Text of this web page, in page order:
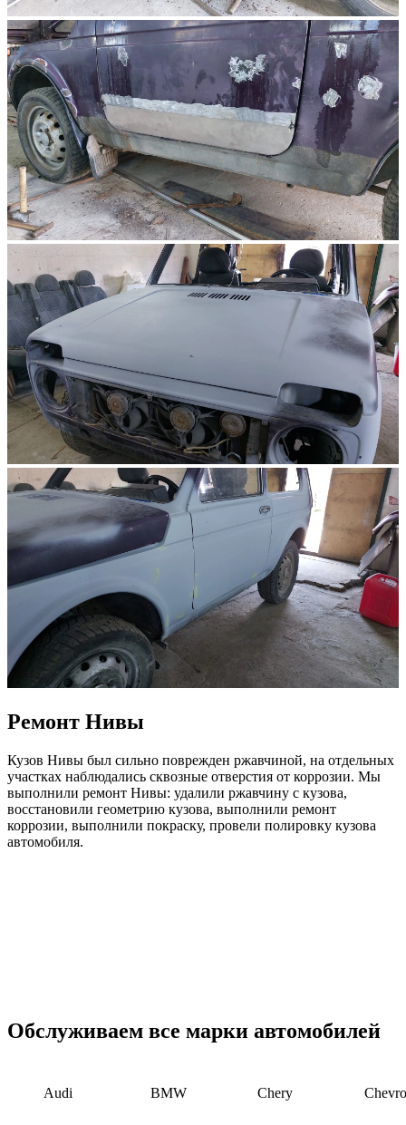
Ремонт Нивы
Кузов Нивы был сильно поврежден ржавчиной, на отдельных
участках наблюдались сквозные отверстия от коррозии. Мы
выполнили ремонт Нивы: удалили ржавчину с кузова,
восстановили геометрию кузова, выполнили ремонт
коррозии, выполнили покраску, провели полировку кузова
автомобиля.
Обслуживаем все марки автомобилей
Audi BMW Chery